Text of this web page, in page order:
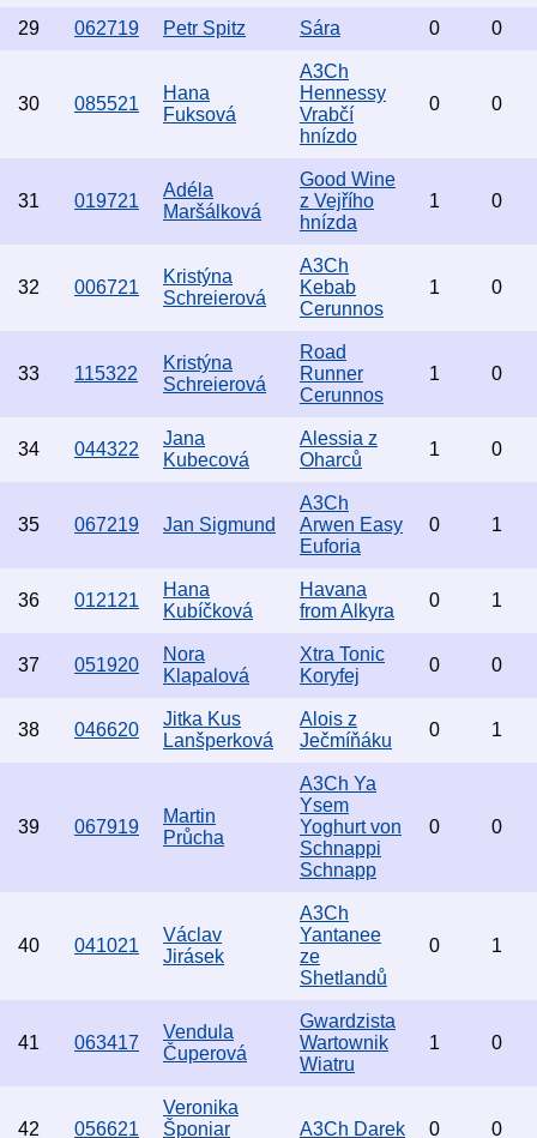
29 062719 Petr Spitz Sára 0 0
30 085521
Hana
Fuksová
A3Ch
Hennessy
Vrabčí
hnízdo
0 0
31 019721
Adéla
Maršálková
Good Wine
z Vejřího
hnízda
1 0
32 006721
Kristýna
Schreierová
A3Ch
Kebab
Cerunnos
1 0
33 115322
Kristýna
Schreierová
Road
Runner
Cerunnos
1 0
34 044322
Jana
Kubecová
Alessia z
Oharců
1 0
35 067219 Jan Sigmund
A3Ch
Arwen Easy
Euforia
0 1
36 012121
Hana
Kubíčková
Havana
from Alkyra
0 1
37 051920
Nora
Klapalová
Xtra Tonic
Koryfej
0 0
38 046620
Jitka Kus
Lanšperková
Alois z
Ječmíňáku
0 1
39 067919
Martin
Průcha
A3Ch Ya
Ysem
Yoghurt von
Schnappi
Schnapp
0 0
40 041021
Václav
Jirásek
A3Ch
Yantanee
ze
Shetlandů
0 1
41 063417
Vendula
Čuperová
Gwardzista
Wartownik
Wiatru
1 0
42 056621
Veronika
Šponiar
A3Ch Darek 0 0